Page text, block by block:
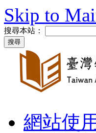
Skip to
搜尋本站：
網站使